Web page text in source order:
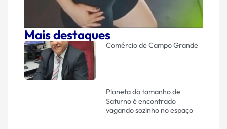
Mais destaques
Comércio de Campo Grande
Planeta do tamanho de
Saturno é encontrado
vagando sozinho no espaço